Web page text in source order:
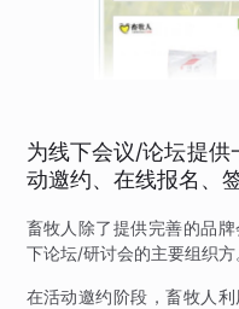
为线下会议/论坛提
动邀约、在线报名、
畜牧人除了提供完善的品
下论坛/研讨会的主要组织方
在活动邀约阶段，畜牧人